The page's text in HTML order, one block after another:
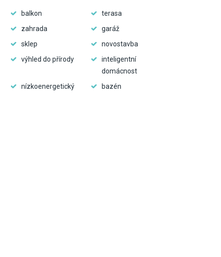
balkon
terasa
zahrada
garáž
sklep
novostavba
výhled do přírody
inteligentní
domácnost
nízkoenergetický
bazén